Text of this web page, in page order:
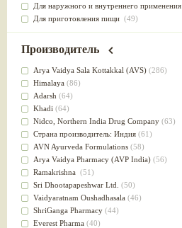
Для наружного и внутреннего применения
Для приготовления пищи (49)
от инфекций мочеполовой системы(49)
для суставов
Лечит опухоли и отеки(46)
Для медитации
выводит токсины
Для здоровья печени
Для тела(39)
для очищения крови(38)
При диабете(38)
Антиоксидант(37)
Для Капха(Кафа) доши
От паразитов(37)
При расстройстве желудка (36)
Успокоительное(36)
Для глаз(34)
Производитель
Arya Vaidya Sala Kottakkal (AVS) (286)
Himalaya (86)
Adarsh (64)
Khadi (64)
Nidсo, Northern India Drug Company (63)
Страна производитель: Индия (61)
AVN Ayurveda Formulations (58)
Arya Vaidya Pharmacy (AVP India) (56)
Ramakrishna (51)
Sri Dhootapapeshwar Ltd. (50)
Vaidyaratnam Oushadhasala (46)
ShriGanga Pharmacy (44)
Everest Pharma (40)